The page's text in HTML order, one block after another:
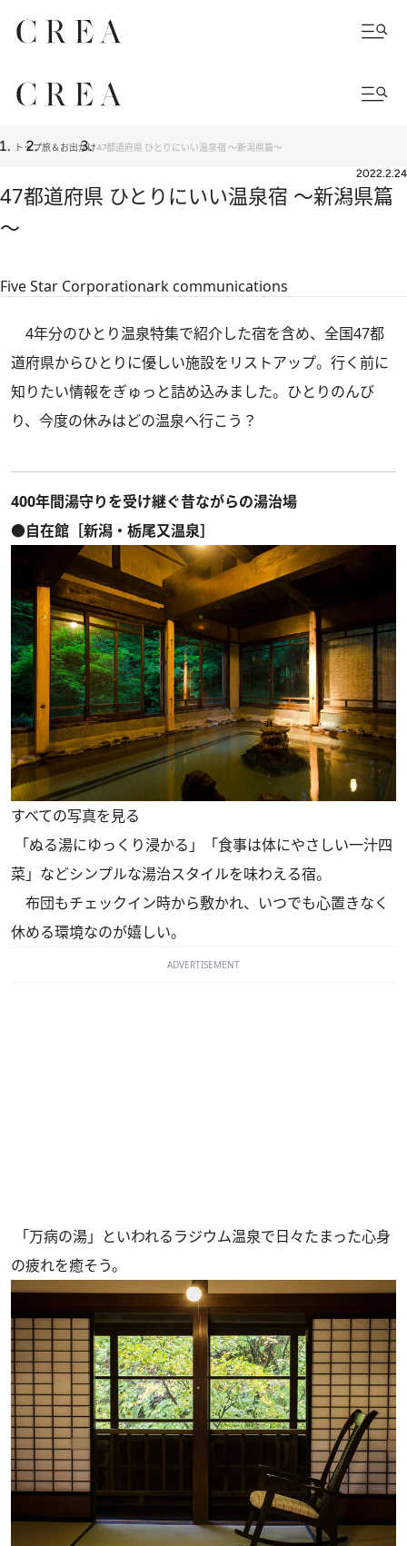
トップ旅＆お出かけ47都道府県 ひとりにいい温泉宿 ～新潟県篇～
2022.2.24
47都道府県 ひとりにいい温泉宿 ～新潟県篇
～
Five Star Corporationark communications
4年分のひとり温泉特集で紹介した宿を含め、全国47都
道府県からひとりに優しい施設をリストアップ。行く前に
知りたい情報をぎゅっと詰め込みました。ひとりのんび
り、今度の休みはどの温泉へ行こう？
400年間湯守りを受け継ぐ昔ながらの湯治場
●自在館［新潟・栃尾又温泉］
すべての写真を見る
「ぬる湯にゆっくり浸かる」「食事は体にやさしい一汁四
菜」などシンプルな湯治スタイルを味わえる宿。
布団もチェックイン時から敷かれ、いつでも心置きなく
休める環境なのが嬉しい。
ADVERTISEMENT
「万病の湯」といわれるラジウム温泉で日々たまった心身
の疲れを癒そう。